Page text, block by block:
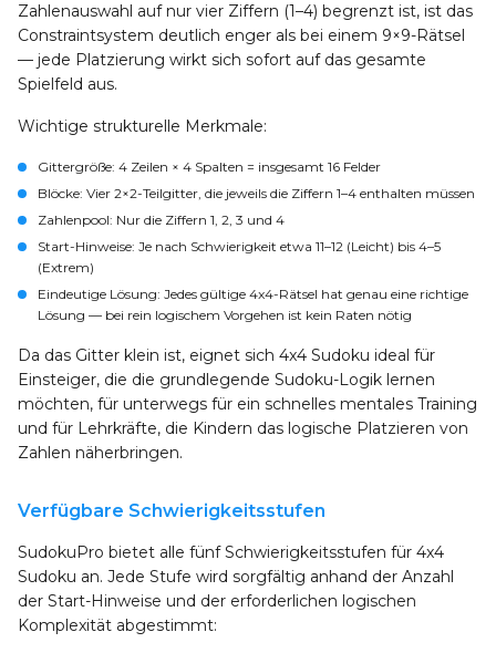
Zahlenauswahl auf nur vier Ziffern (1–4) begrenzt ist, ist das
Constraintsystem deutlich enger als bei einem 9×9-Rätsel
— jede Platzierung wirkt sich sofort auf das gesamte
Spielfeld aus.
Wichtige strukturelle Merkmale:
Gittergröße: 4 Zeilen × 4 Spalten = insgesamt 16 Felder
Blöcke: Vier 2×2-Teilgitter, die jeweils die Ziffern 1–4 enthalten müssen
Zahlenpool: Nur die Ziffern 1, 2, 3 und 4
Start-Hinweise: Je nach Schwierigkeit etwa 11–12 (Leicht) bis 4–5
(Extrem)
Eindeutige Lösung: Jedes gültige 4x4-Rätsel hat genau eine richtige
Lösung — bei rein logischem Vorgehen ist kein Raten nötig
Da das Gitter klein ist, eignet sich 4x4 Sudoku ideal für
Einsteiger, die die grundlegende Sudoku-Logik lernen
möchten, für unterwegs für ein schnelles mentales Training
und für Lehrkräfte, die Kindern das logische Platzieren von
Zahlen näherbringen.
Verfügbare Schwierigkeitsstufen
SudokuPro bietet alle fünf Schwierigkeitsstufen für 4x4
Sudoku an. Jede Stufe wird sorgfältig anhand der Anzahl
der Start-Hinweise und der erforderlichen logischen
Komplexität abgestimmt: